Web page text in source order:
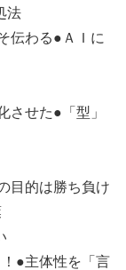
法
伝わる●ＡＩに
させた●「型」
目的は勝ち負け
●主体性を「言